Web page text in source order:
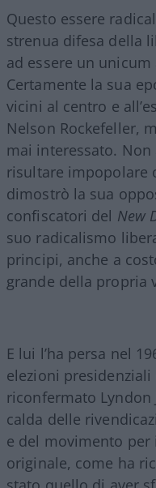
Questo essere
strenua difesa della
ad essere un
Certamente la sua
vicini al centro e
Nelson Rockefeller,
mai interessato.
risultare impopolare
dimostrò la sua
confiscatori del New
suo radicalismo
principi, anche a
grande della propria
E lui l’ha persa nel
elezioni
riconfermato Lyndon
calda delle
e del movimento
originale, come ha